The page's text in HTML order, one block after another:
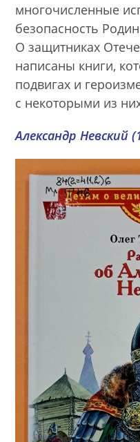
многочисленные
безопасность
О защитниках
написаны книги,
подвигах и
с некоторыми из
Александр Невский